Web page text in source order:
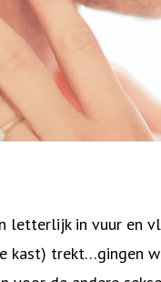
letterlijk in vuur en
kast) trekt…gingen